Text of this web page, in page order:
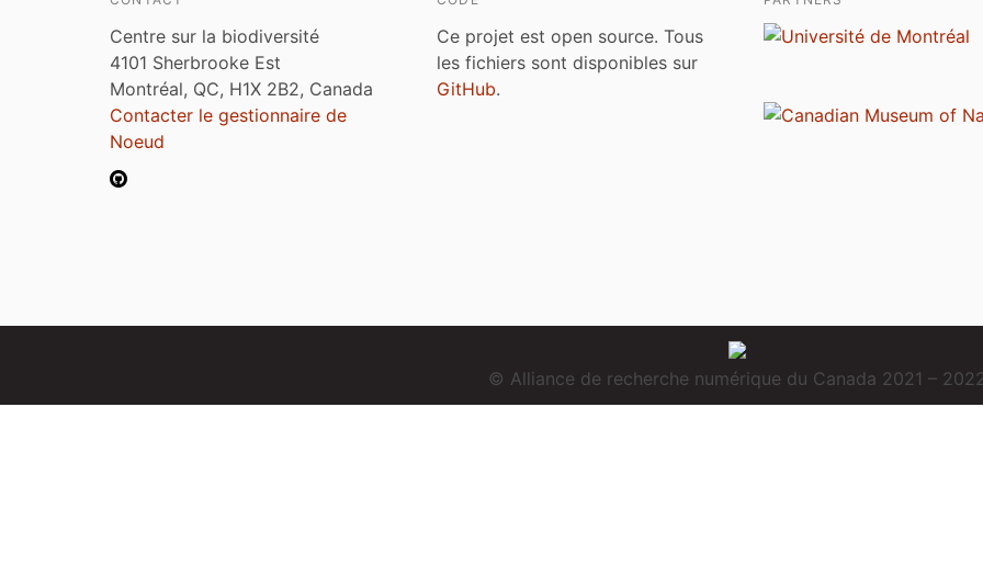
Centre sur la biodiversité
4101 Sherbrooke Est
Montréal, QC, H1X 2B2, Canada
Contacter le gestionnaire de
Noeud
Ce projet est open source. Tous
les fichiers sont disponibles sur
GitHub.
© Alliance de recherche numérique du Canada 2021 –